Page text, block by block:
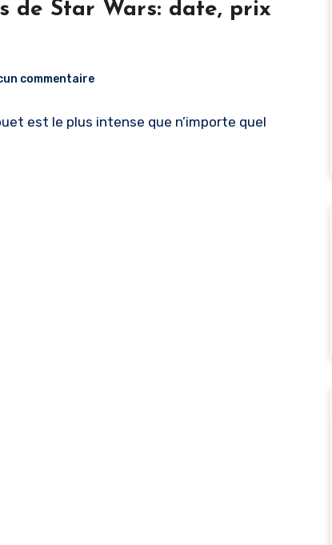
de Star Wars: date, prix
commentaire
est le plus intense que n’importe quel